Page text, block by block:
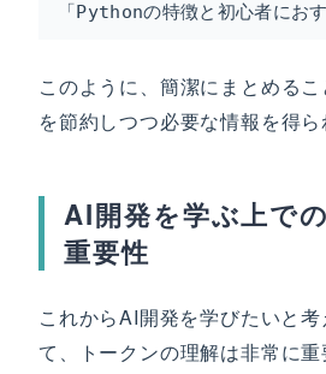
「Pythonの特徴と初心者にお
このように、簡潔にまとめる
を節約しつつ必要な情報を得ら
AI開発を学ぶ上で
重要性
これからAI開発を学びたいと
て、トークンの理解は非常に重